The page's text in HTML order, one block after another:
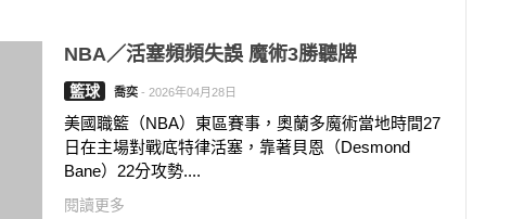
NBA／活塞頻頻失誤 魔術3勝聽牌
籃球 喬奕 - 2026年04月28日
美國職籃（NBA）東區賽事，奧蘭多魔術當地時間27
日在主場對戰底特律活塞，靠著貝恩（Desmond
Bane）22分攻勢....
閱讀更多